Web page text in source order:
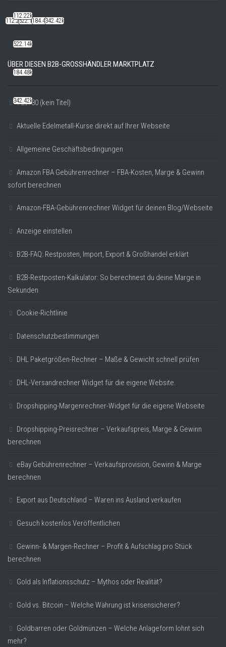
112.22k522.14k184.48k342.42k
ÜBER DIESEN B2B-GROSSHÄNDLER MARKTPLATZ
#20780 (kein Titel)
Aktuelle Edelmetall-Kurse direkt auf Ihrer Webseite
Allgemeine Geschäftsbedingungen
Amazon FBA Gebührenrechner – FBA-Kosten, Marge & Gewinn
sofort berechnen
Amazon-FBA-Gebührenrechner Widget für deinen Blog/Webseite
Anzeige einstellen
B2B-FAQ: Restposten, Import, Export & Großhandel erklärt
B2B-Restposten-Kalkulator: So berechnest du deine Marge in
Sekunden
Cookie-Richtlinie
Datenschutzbestimmungen
DHL Paketgrößen-Rechner – Maße & Gewicht schnell prüfen
DHL-Versandrechner Widget für die eigene Website.
Dropshipping-Margenrechner-Widget für die eigene Webseite
Dropshipping-Preisrechner – Verkaufspreis, Marge & Gewinn
berechnen
eBay Gebührenrechner – Verkaufsprovision, Gewinn & Marge
berechnen
Export aus Deutschland – Waren ins Ausland verkaufen
Gesuch kostenlos Veröffentlichen
Gewinn- & Margen-Rechner – Profit & Aufschlag pro Stück
berechnen
Gold als Inflationsschutz – Mythos oder Realität?
Gold vs. Bitcoin – Welche Währung ist krisensicherer?
Goldbarren oder Goldmünzen – Welche Anlageform lohnt sich
mehr?
112.22k
522.14k
184.48k
342.42k